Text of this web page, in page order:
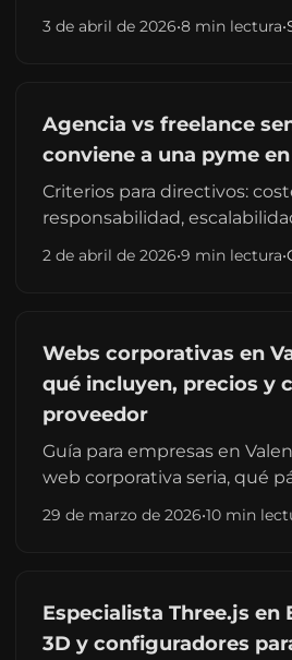
contenido — que dañan
priorizar mejoras sin rehacer
3 de abril de 2026•8 min lectura•
Agencia vs freelance
conviene a una pyme en
Criterios para directivos:
responsabilidad,
sentido un perfil senior
2 de abril de 2026•9 min lectura•
Webs corporativas en
qué incluyen, precios y
proveedor
Guía para empresas en
web corporativa seria, qué
rangos de precio freelance
29 de marzo de 2026•10 min
Especialista Three.js en
3D y configuradores